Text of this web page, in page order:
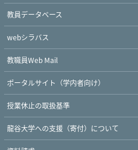
教員データベース
webシラバス
教職員Web Mail
ポータルサイト（学内者向け）
授業休止の取扱基準
龍谷大学への支援（寄付）について